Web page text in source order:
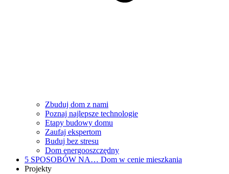
Zbuduj dom z nami
Poznaj najlepsze technologie
Etapy budowy domu
Zaufaj ekspertom
Buduj bez stresu
Dom energooszczędny
5 SPOSOBÓW NA… Dom w cenie mieszkania
Projekty